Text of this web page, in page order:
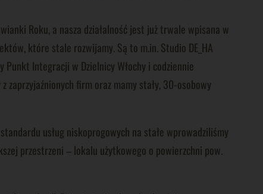
Roku, a nasza działalność jest już trwale wpisana w
które stale rozwijamy. Są to m.in. Studio DE_HA
Integracji w Dzielnicy Włochy i codziennie
zaprzyjaźnionych firm oraz mamy stały, 30-osobowy
usług niskoprogowych na stałe wprowadziliśmy
przestrzeni – lokalu użytkowego o powierzchni pow.